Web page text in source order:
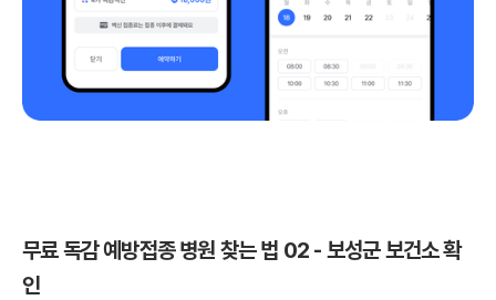
무료 독감 예방접종 병원 찾는 법 02 - 보성군 보건소 확
인